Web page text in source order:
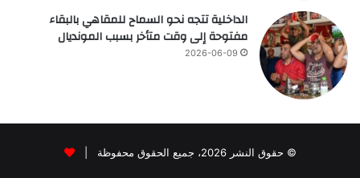
الداخلية تتجه نحو السماح للمقاهي بالبقاء
مفتوحة إلى وقت متأخر بسبب المونديال
2026-06-09
© حقوق النشر 2026، جميع الحقوق محفوظة |